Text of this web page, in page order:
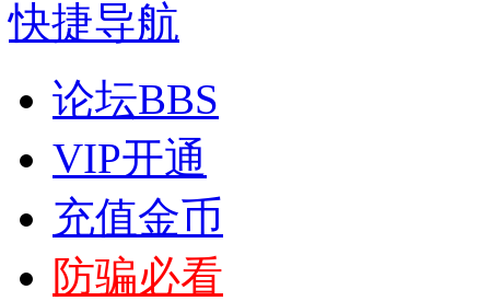
快捷导航
论坛BBS
VIP开通
充值金币
防骗必看